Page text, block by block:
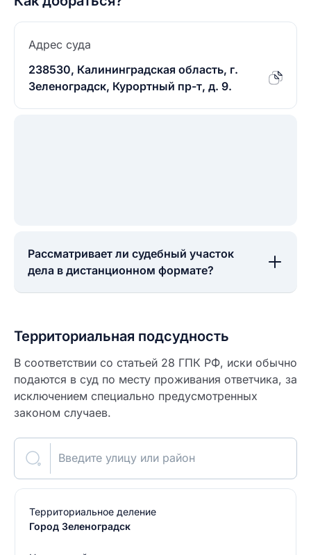
Адрес суда
238530, Калининградская область, г.
Зеленоградск, Курортный пр-т, д. 9.
Рассматривает ли судебный участок
дела в дистанционном формате?
Территориальная подсудность
В соответствии со статьей 28 ГПК РФ, иски обычно
подаются в суд по месту проживания ответчика, за
исключением специально предусмотренных
законом случаев.
Введите улицу или район
Территориальное деление
Город Зеленоградск